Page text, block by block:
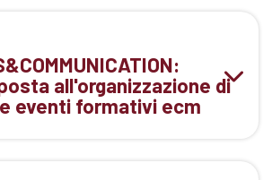
all'organizzazione di
eventi formativi ecm